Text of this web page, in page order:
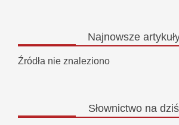
Najnowsze
Źródła nie znaleziono
Słownictwo na dziś